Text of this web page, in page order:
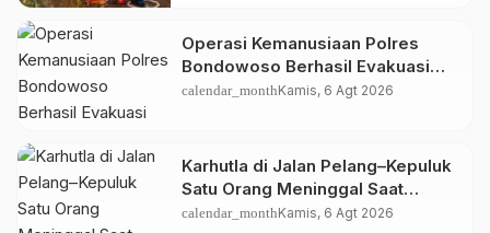
Operasi Kemanusiaan Polres
Bondowoso Berhasil Evakuasi
Dua Jenazah di Gunung Piramid
calendar_monthKamis, 6 Agt 2026
Karhutla di Jalan Pelang–Kepuluk
Satu Orang Meninggal Saat
Terjebak Kobaran Api
calendar_monthKamis, 6 Agt 2026